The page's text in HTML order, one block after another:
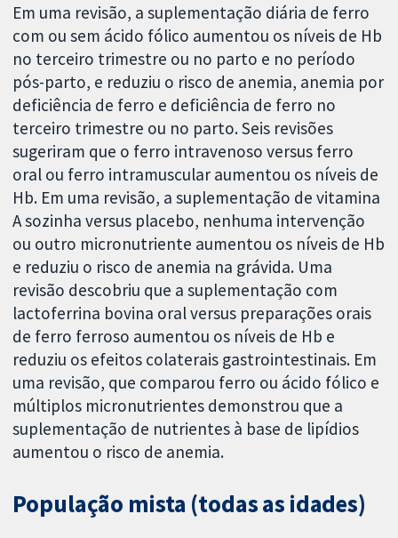
Em uma revisão, a suplementação diária de ferro
com ou sem ácido fólico aumentou os níveis de Hb
no terceiro trimestre ou no parto e no período
pós-parto, e reduziu o risco de anemia, anemia por
deficiência de ferro e deficiência de ferro no
terceiro trimestre ou no parto. Seis revisões
sugeriram que o ferro intravenoso versus ferro
oral ou ferro intramuscular aumentou os níveis de
Hb. Em uma revisão, a suplementação de vitamina
A sozinha versus placebo, nenhuma intervenção
ou outro micronutriente aumentou os níveis de Hb
e reduziu o risco de anemia na grávida. Uma
revisão descobriu que a suplementação com
lactoferrina bovina oral versus preparações orais
de ferro ferroso aumentou os níveis de Hb e
reduziu os efeitos colaterais gastrointestinais. Em
uma revisão, que comparou ferro ou ácido fólico e
múltiplos micronutrientes demonstrou que a
suplementação de nutrientes à base de lipídios
aumentou o risco de anemia.
População mista (todas as idades)